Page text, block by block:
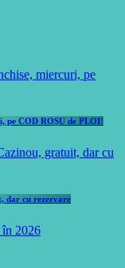
pe COD ROȘU de PLOI!
dar cu rezervare